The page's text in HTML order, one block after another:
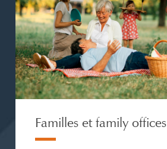
Familles et family offices